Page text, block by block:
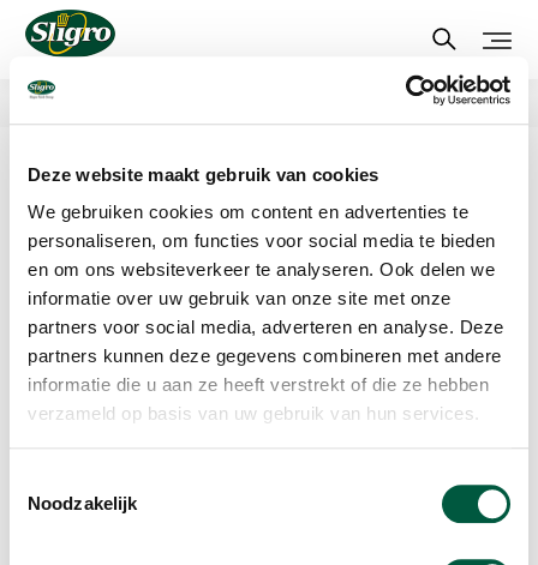
Deze website maakt gebruik van cookies
We gebruiken cookies om content en advertenties te
personaliseren, om functies voor social media te bieden
en om ons websiteverkeer te analyseren. Ook delen we
informatie over uw gebruik van onze site met onze
partners voor social media, adverteren en analyse. Deze
partners kunnen deze gegevens combineren met andere
informatie die u aan ze heeft verstrekt of die ze hebben
verzameld op basis van uw gebruik van hun services.
Noodzakelijk
Overslaan
naar
inhoud
Markt & doelgroep
Sligro richt zich op onderstaande klantsegmenten:
JAVA Foodservice richt zich op onderstaande